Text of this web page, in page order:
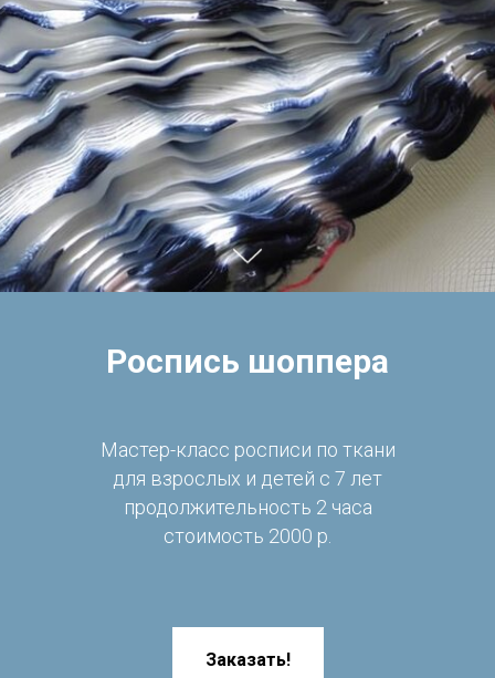
Роспись шоппера
Мастер-класс росписи по ткани
для взрослых и детей c 7 лет
продолжительность 2 часа
стоимость 2000 р.
Заказать!